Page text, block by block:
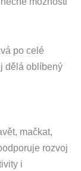
po celé
dělá oblíbený
mačkat,
rozvoj
i